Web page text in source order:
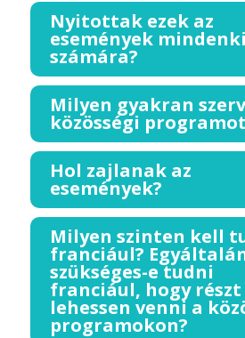
Nyitottak ezek az
események mindenki
számára?
Milyen gyakran
közösségi
Hol zajlanak az
események?
Milyen szinten kell
franciául?
szükséges-e tudni
franciául, hogy részt
lehessen venni a
programokon?